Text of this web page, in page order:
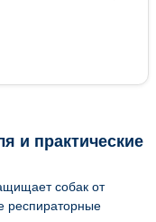
и практические
собак от
респираторные